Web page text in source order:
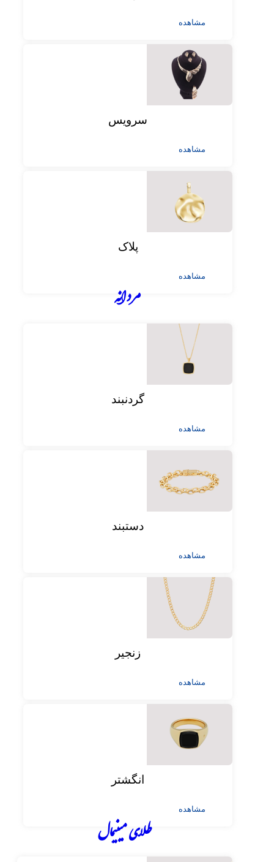
مشاهده
سرویس
مشاهده
پلاک
مشاهده
مردانه
گردنبند
مشاهده
دستبند
مشاهده
زنجیر
مشاهده
انگشتر
مشاهده
طلای مینیمال